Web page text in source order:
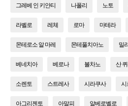
그레베 인 키안티 나폴리 노토
라벨로 레체 로마 마테라
몬테로소 알 마레 몬테풀치아노 밀
베네치아 베로나 볼차노 산
소렌토 스트레사 시라쿠사 시
아그리젠토 아말피 알베로벨로